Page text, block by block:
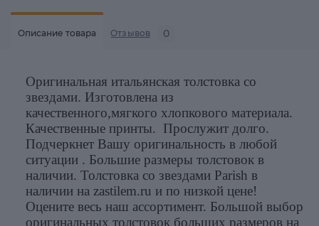
Описание товара Отзывов 0
Оригинальная итальянская толстовка со
звездами. Изготовлена из
качественного,мягкого хлопкового материала.
Качественные принты. Прослужит долго.
Подчеркнет Вашу оригинальность в любой
ситуации . Большие размеры толстовок в
наличии. Толстовка со звездами Parish в
наличии на zastilem.ru и по низкой цене!
Оцените весь наш ассортимент. Большой выбор
оригинальных толстовок больших размеров на